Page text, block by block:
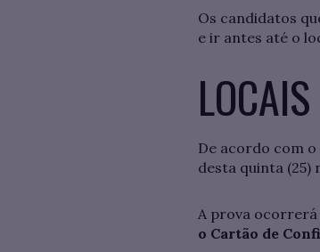
Os candidatos
e ir antes até o
De acordo com o
desta quinta (25)
A prova ocorrerá
o Cartão de